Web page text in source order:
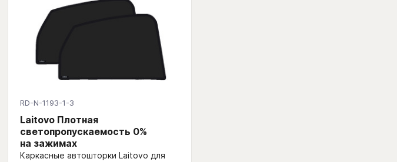
RD-N-1193-1-3
Laitovo Плотная
светопропускаемость 0%
на зажимах
Каркасные автошторки Laitovo для